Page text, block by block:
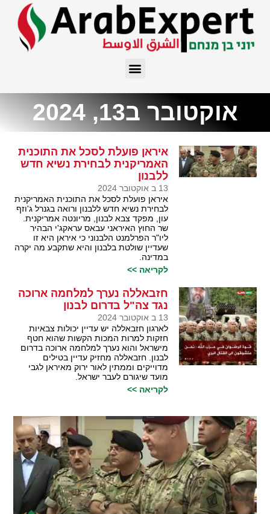
אוקטובר ב13, 2024
איראן פועלת לסכל את התוכנית
האמריקנית לבחירת נשיא חדש
ללבנון
13 ב אוקטובר 2024
איראן פועלת לסכל את התוכנית האמריקנית
לבחירת נשיא חדש ללבנון ורואה בגנרל ג'וזף
עון, מפקד צבא לבנון, מריונטה אמריקנית.
שר החוץ האיראני עבאס עראקג'י הבהיר
ליו"ר הפרלמנט הלבנוני כי איראן היא זו
שעדיין שולטת בלבנון והיא שתקבע מה יקרה
במדינה.
לקריאה >>
חזבאללה נערך למלחמה ארוכה
נגד צה"ל בדרום לבנון
13 ב אוקטובר 2024
לארגון חזבאללה יש עדיין יכולות צבאיות
חזקות למרות המכות הקשות שהוא חטף
מישראל והוא נערך למלחמה ארוכה בדרום
לבנון. חזבאללה מחזיק עדיין בטילים
מדוייקים וממתין לאור ירוק מאיראן לגבי
מועד שיגורם לעבר ישראל.
לקריאה >>